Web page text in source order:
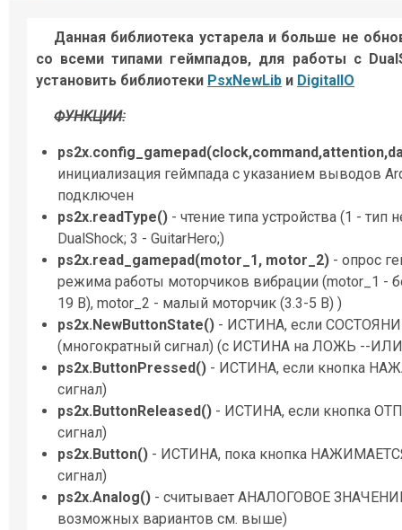
Данная библиотека устарела и больше не
со всеми типами геймпадов, для работы с
установить библиотеки PsxNewLib и DigitalIO
ФУНКЦИИ:
инициализация геймпада с указанием выводов
подключен
ps2x.readType() - чтение типа устройства (1 - тип
DualShock; 3 - GuitarHero;)
ps2x.read_gamepad(motor_1, motor_2) - опрос
режима работы моторчиков вибрации (motor_1 -
19 В), motor_2 - малый моторчик (3.3-5 В) )
ps2x.NewButtonState() - ИСТИНА, если
(многократный сигнал) (с ИСТИНА на ЛОЖЬ --
ps2x.ButtonPressed() - ИСТИНА, если кнопка
сигнал)
ps2x.ButtonReleased() - ИСТИНА, если кнопка
сигнал)
ps2x.Button() - ИСТИНА, пока кнопка
сигнал)
ps2x.Analog() - считывает АНАЛОГОВОЕ
возможных вариантов см. выше)